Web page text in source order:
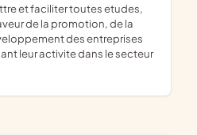
de la promotion, de la
des entreprises
leur activite dans le secteur